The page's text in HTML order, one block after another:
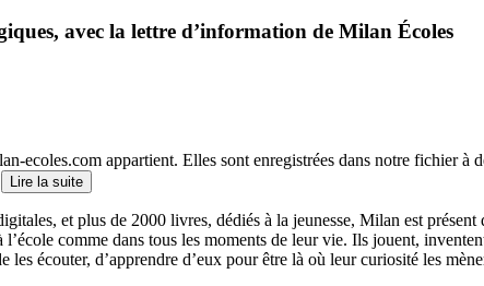
avec la lettre d’information de Milan Écoles
ecoles.com appartient. Elles sont enregistrées dans notre fichier
Lire la suite
et plus de 2000 livres, dédiés à la jeunesse, Milan est
comme dans tous les moments de leur vie. Ils jouent,
écouter, d’apprendre d’eux pour être là où leur curiosité les